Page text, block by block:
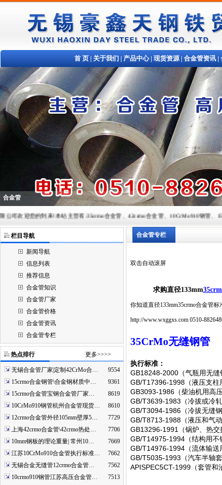
首 页 | 关于我们 | 产品中心| 现货资源| 合金管资讯 |
合金管
司欢迎您的到来!本站主营有:35crmo合金管、42crmo合金管、10CrMo910钢管、
栏目导航
新闻导航
信息列表
推荐信息
合金管知识
合金管厂家
合金管价格
合金管资讯
合金管专栏
热点排行 更多>>>>
无锡合金管厂家|定制42CrMo合…
9554
15crmo合金钢管\合金钢材质中…
9361
15crmo合金管宝钢合金管厂家…
8619
10CrMo910钢管杭州合金管现货…
8610
12crmo合金管外径105mm壁厚5…
7729
上海42crmo合金管\42crmo热处…
7706
10mm钢板的理论重量| 常州10…
7669
江苏10CrMo910合金管执行标准…
7662
无锡合金无缝管12crmo合金管…
7562
10crmo910钢管江苏高压合金管…
7513
合金管专栏
双击自动滚屏
求购直径133mm
你知道直径133mm35crmo合金管
http://www.wxggxs.com 0510-
35CrMo无缝钢管
执行标准：
GB18248-2000（气瓶用无缝
GB/T17396-1998（液压支柱
GB3093-1986（柴油机用高
GB/T3639-1983 （冷拔或冷
GB/T3094-1986（冷拔无缝
GB/T8713-1988（液压和气
GB13296-1991 （锅炉、热
GB/T14975-1994（结构用不
GB/T14976-1994（流体输送
GB/T5035-1993 （汽车半轴
APISPEC5CT-1999（套管和